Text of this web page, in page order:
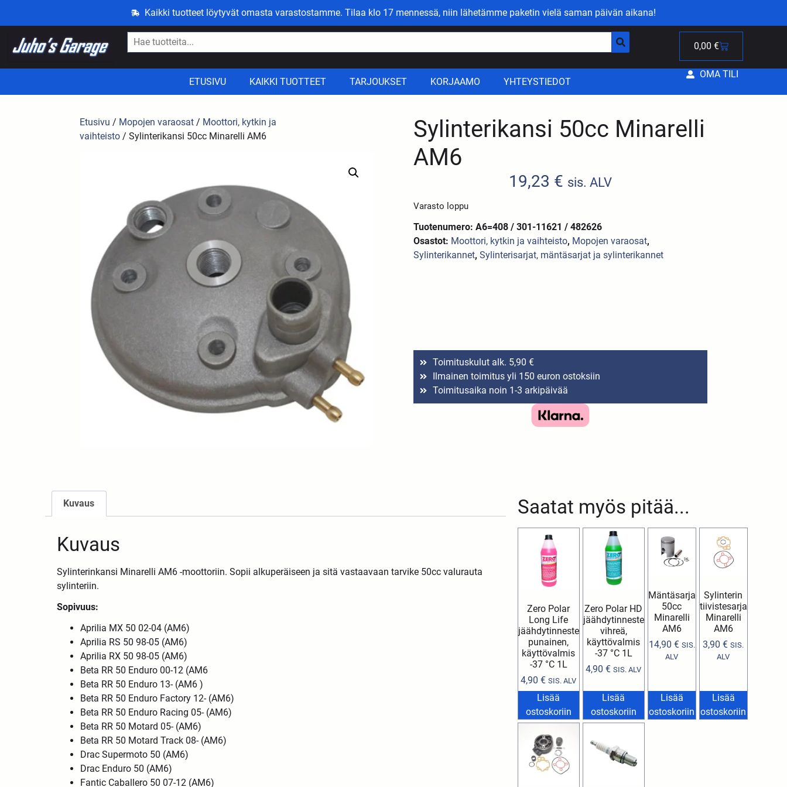
Kaikki tuotteet löytyvät omasta varastostamme. Tilaa klo 17 mennessä, niin lähetämme paketin vielä saman päivän aikana!
0,00 €
ETUSIVU KAIKKI TUOTTEET TARJOUKSET KORJAAMO YHTEYSTIEDOT
OMA TILI
Etusivu / Mopojen varaosat / Moottori, kytkin ja
vaihteisto / Sylinterikansi 50cc Minarelli AM6
Sylinterikansi 50cc Minarelli
AM6
19,23 € sis. ALV
Varasto loppu
Tuotenumero: A6=408 / 301-11621 / 482626
Osastot: Moottori, kytkin ja vaihteisto, Mopojen varaosat,
Sylinterikannet,Sylinterisarjat, mäntäsarjat ja sylinterikannet
Toimituskulut alk. 5,90 €
Ilmainen toimitus yli 150 euron ostoksiin
Toimitusaika noin 1-3 arkipäivää
Saatat myös pitää...
Zero Polar
Long Life
jäähdytinneste
punainen,
käyttövalmis
-37 °C 1L
4,90€ SIS. ALV
Lisää
ostoskoriin
Zero Polar HD
jäähdytinneste
vihreä,
käyttövalmis
-37 °C 1L
4,90€ SIS. ALV
Lisää
ostoskoriin
Mäntäsarja
50cc
Minarelli
AM6
14,90 € SIS.
ALV
Lisää
ostoskoriin
Sylinterin
tiivistesarja
Minarelli
AM6
3,90€ SIS.
ALV
Lisää
ostoskoriin
Kuvaus
Kuvaus
Sylinterinkansi Minarelli AM6 -moottoriin. Sopii alkuperäiseen ja sitä vastaavaan tarvike 50cc valurauta
sylinteriin.
Sopivuus:
Aprilia MX 50 02-04 (AM6)
Aprilia RS 50 98-05 (AM6)
Aprilia RX 50 98-05 (AM6)
Beta RR 50 Enduro 00-12 (AM6
Beta RR 50 Enduro 13- (AM6 )
Beta RR 50 Enduro Factory 12- (AM6)
Beta RR 50 Enduro Racing 05- (AM6)
Beta RR 50 Motard 05- (AM6)
Beta RR 50 Motard Track 08- (AM6)
Drac Supermoto 50 (AM6)
Drac Enduro 50 (AM6)
Fantic Caballero 50 07-12 (AM6)